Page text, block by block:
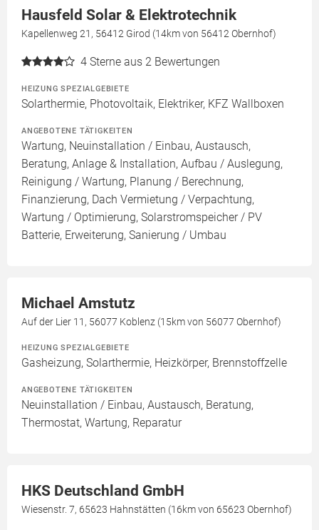
Hausfeld Solar & Elektrotechnik
Kapellenweg 21, 56412 Girod (14km von 56412 Obernhof)
4 Sterne aus 2 Bewertungen
HEIZUNG SPEZIALGEBIETE
Solarthermie, Photovoltaik, Elektriker, KFZ Wallboxen
ANGEBOTENE TÄTIGKEITEN
Wartung, Neuinstallation / Einbau, Austausch,
Beratung, Anlage & Installation, Aufbau / Auslegung,
Reinigung / Wartung, Planung / Berechnung,
Finanzierung, Dach Vermietung / Verpachtung,
Wartung / Optimierung, Solarstromspeicher / PV
Batterie, Erweiterung, Sanierung / Umbau
Michael Amstutz
Auf der Lier 11, 56077 Koblenz (15km von 56077 Obernhof)
HEIZUNG SPEZIALGEBIETE
Gasheizung, Solarthermie, Heizkörper, Brennstoffzelle
ANGEBOTENE TÄTIGKEITEN
Neuinstallation / Einbau, Austausch, Beratung,
Thermostat, Wartung, Reparatur
HKS Deutschland GmbH
Wiesenstr. 7, 65623 Hahnstätten (16km von 65623 Obernhof)